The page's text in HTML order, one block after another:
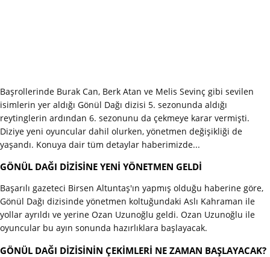
Başrollerinde Burak Can, Berk Atan ve Melis Sevinç gibi sevilen
isimlerin yer aldığı Gönül Dağı dizisi 5. sezonunda aldığı
reytinglerin ardından 6. sezonunu da çekmeye karar vermişti.
Diziye yeni oyuncular dahil olurken, yönetmen değişikliği de
yaşandı. Konuya dair tüm detaylar haberimizde...
GÖNÜL DAĞI DİZİSİNE YENİ YÖNETMEN GELDİ
Başarılı gazeteci Birsen Altuntaş'ın yapmış olduğu haberine göre,
Gönül Dağı dizisinde yönetmen koltuğundaki Aslı Kahraman ile
yollar ayrıldı ve yerine Ozan Uzunoğlu geldi. Ozan Uzunoğlu ile
oyuncular bu ayın sonunda hazırlıklara başlayacak.
GÖNÜL DAĞI DİZİSİNİN ÇEKİMLERİ NE ZAMAN BAŞLAYACAK?